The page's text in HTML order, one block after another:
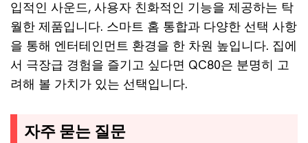
입적인 사운드, 사용자 친화적인 기능을 제공하는 탁
월한 제품입니다. 스마트 홈 통합과 다양한 선택 사항
을 통해 엔터테인먼트 환경을 한 차원 높입니다. 집에
서 극장급 경험을 즐기고 싶다면 QC80은 분명히 고
려해 볼 가치가 있는 선택입니다.
자주 묻는 질문